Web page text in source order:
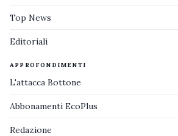
Top News
Editoriali
APPROFONDIMENTI
L'attacca Bottone
Abbonamenti EcoPlus
Redazione